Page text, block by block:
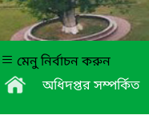
মেনু নির্বাচন করুন
অধিদপ্তর সম্পর্কিত